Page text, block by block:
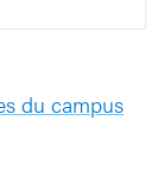
du campus